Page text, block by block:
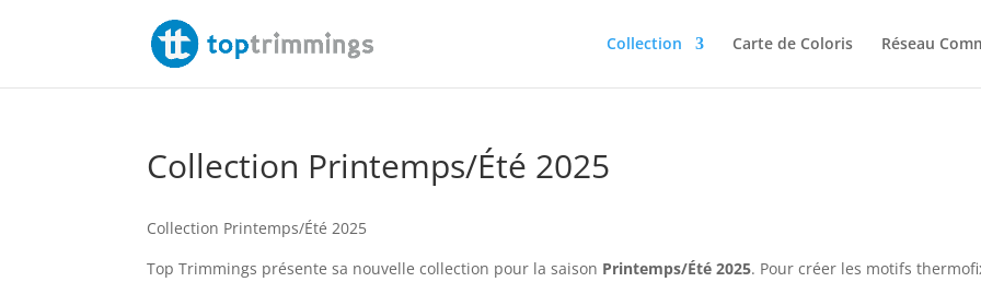
Collection Carte de Coloris Réseau
Collection Printemps/Été 2025
Collection Printemps/Été 2025
Top Trimmings présente sa nouvelle collection pour la saison Printemps/Été 2025. Pour créer les motifs